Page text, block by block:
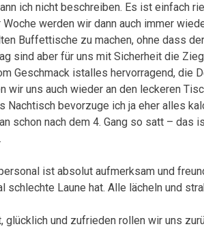
ich nicht beschreiben. Es ist einfach
werden wir dann auch immer
Buffettische zu machen, ohne dass
sind aber für uns mit Sicherheit die
Geschmack istalles hervorragend, die
wir uns auch wieder an den leckeren
Nachtisch bevorzuge ich ja eher alles
schon nach dem 4. Gang so satt –
ist absolut aufmerksam und
schlechte Laune hat. Alle lächeln und
glücklich und zufrieden rollen wir uns